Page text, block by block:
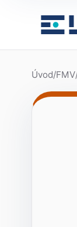
Úvod/FMV